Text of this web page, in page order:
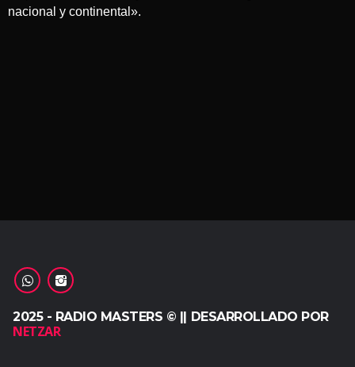
nacional y continental».
2025 - RADIO MASTERS © || DESARROLLADO POR
NETZAR